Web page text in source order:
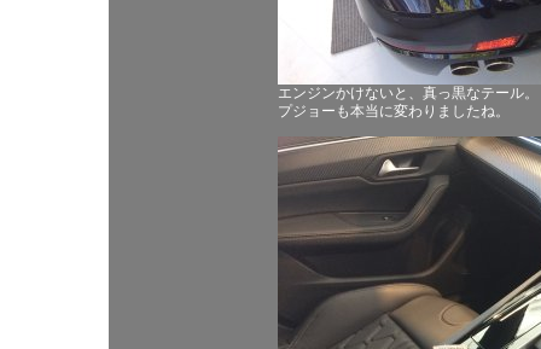
エンジンかけないと、真っ黒なテール。
プジョーも本当に変わりましたね。